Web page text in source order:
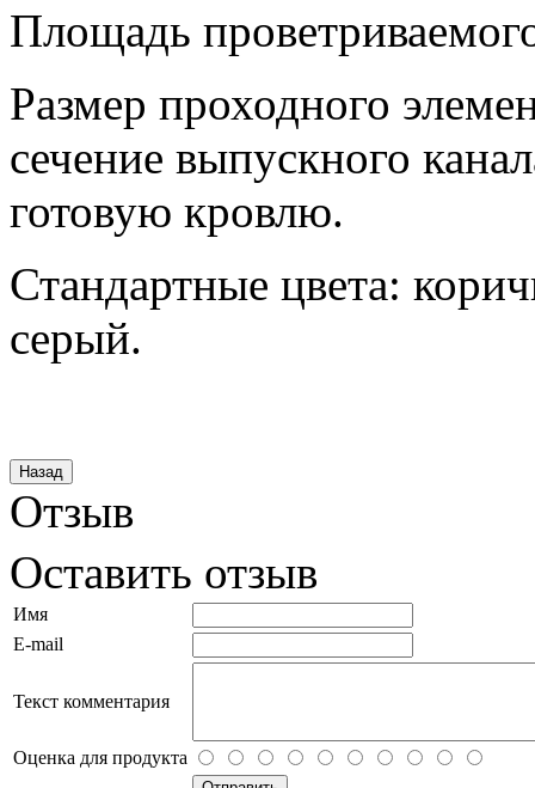
Площадь
Размер проходного
сечение выпускного
готовую кровлю.
Стандартные цвета:
серый.
Отзыв
Оставить отзыв
Имя
E-mail
Текст комментария
Оценка для продукта